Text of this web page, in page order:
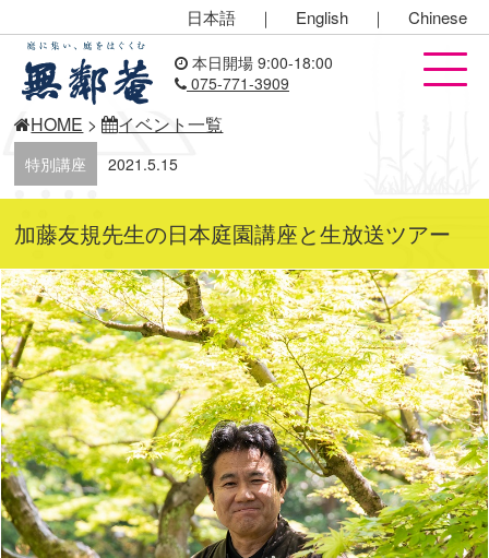
日本語 ｜ English ｜ Chinese
本日開場 9:00-18:00
075-771-3909
HOME > イベント一覧
特別講座 2021.5.15
加藤友規先生の日本庭園講座と生放送ツアー